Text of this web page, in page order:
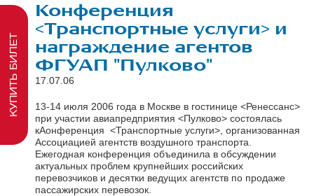
Конференция
<Транспортные услуги> и
награждение агентов
ФГУАП "Пулково"
17.07.06
13-14 июля 2006 года в Москве в гостинице <Ренессанс>
при участии авиапредприятия <Пулково> состоялась
кAонференция <Транспортные услуги>, организованная
Ассоциацией агентств воздушного транспорта.
Ежегодная конференция объединила в обсуждении
актуальных проблем крупнейших российских
перевозчиков и десятки ведущих агентств по продаже
пассажирских перевозок.
КУПИТЬ БИЛЕТ